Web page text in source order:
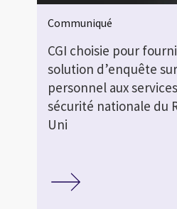
Communiqué
CGI choisie pour
solution d’enquête
personnel aux
sécurité nationale du
Uni